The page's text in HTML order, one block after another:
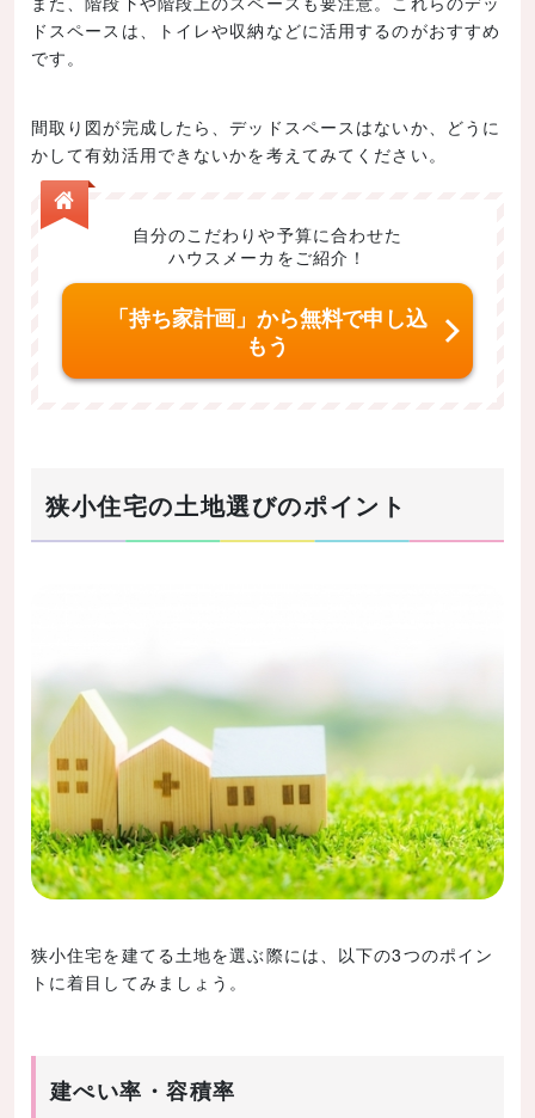
ドスペースは、トイレや収納などに活用するのがおすすめ
です。
間取り図が完成したら、デッドスペースはないか、どうに
かして有効活用できないかを考えてみてください。
自分のこだわりや予算に合わせた
ハウスメーカをご紹介！
「持ち家計画」から無料で申し込
もう
狭小住宅の土地選びのポイント
狭小住宅を建てる土地を選ぶ際には、以下の3つのポイン
トに着目してみましょう。
建ぺい率・容積率